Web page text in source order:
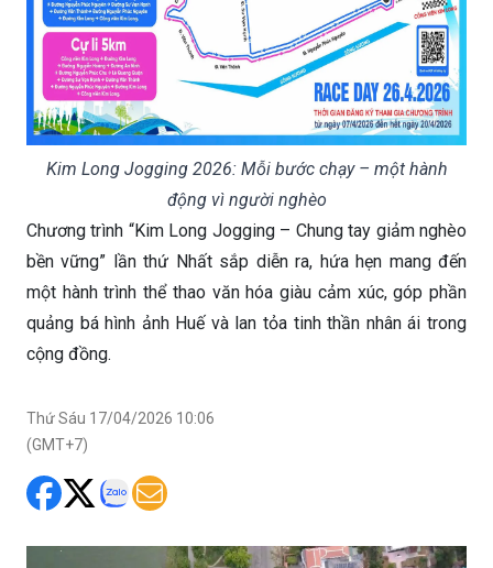
Kim Long Jogging 2026: Mỗi bước chạy – một hành
động vì người nghèo
Chương trình “Kim Long Jogging – Chung tay giảm nghèo
bền vững” lần thứ Nhất sắp diễn ra, hứa hẹn mang đến
một hành trình thể thao văn hóa giàu cảm xúc, góp phần
quảng bá hình ảnh Huế và lan tỏa tinh thần nhân ái trong
cộng đồng.
Thứ Sáu 17/04/2026 10:06
(GMT+7)